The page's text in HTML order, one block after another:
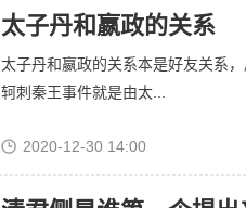
太子丹和嬴政的关系
太子丹和嬴政的关系本是好友关系
轲刺秦王事件就是由太...
2020-12-30 14:00